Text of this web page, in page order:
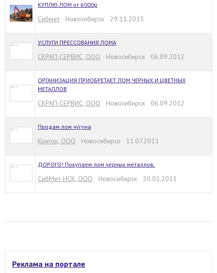
КУПЛЮ ЛОМ от 6000р
Сибмет Новосибирск 29.11.2015
УСЛУГИ ПРЕССОВАНИЯ ЛОМА
CКРАП-СЕРВИС, ООО Новосибирск 06.09.2012
ОРГАНИЗАЦИЯ ПРИОБРЕТАЕТ ЛОМ ЧЕРНЫХ И ЦВЕТНЫХ
МЕТАЛЛОВ
CКРАП-СЕРВИС, ООО Новосибирск 06.09.2012
Продам лом чугуна
Контур, ООО Новосибирск 11.07.2011
ДОРОГО! Покупаем лом черных металлов.
СибМет-НСК, ООО Новосибирск 20.01.2011
Реклама на портале